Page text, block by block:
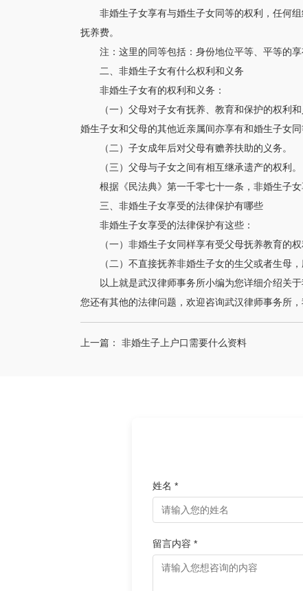
非婚生子女享有与婚生子女同等的权利，任何
抚养费。
注：这里的同等包括：身份地位平等、平等的
二、非婚生子女有什么权利和义务
非婚生子女有的权利和义务：
（一）父母对子女有抚养、教育和保护的权利
婚生子女和父母的其他近亲属间亦享有和婚生子女
（二）子女成年后对父母有赡养扶助的义务。
（三）父母与子女之间有相互继承遗产的权利。
根据《民法典》第一千零七十一条，非婚生子
三、非婚生子女享受的法律保护有哪些
非婚生子女享受的法律保护有这些：
（一）非婚生子女同样享有受父母抚养教育的
（二）不直接抚养非婚生子女的生父或者生母
以上就是武汉律师事务所小编为您详细介绍关
您还有其他的法律问题，欢迎咨询武汉律师事务所
上一篇： 非婚生子上户口需要什么资料
姓名 *
留言内容 *